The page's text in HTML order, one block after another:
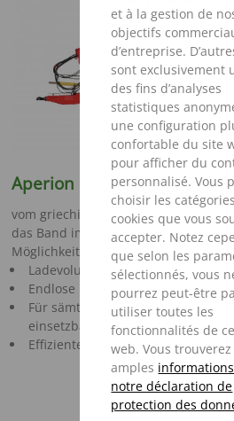
et à la gestion de
objectifs
d’entreprise.
sont exclusivement
des fins d’analyses
statistiques
une configuration
confortable du site
pour afficher du
personnalisé. Vous
choisir les
cookies que vous
accepter. Notez
que selon les
sélectionnés, vous
pourrez peut-être
utiliser toutes les
fonctionnalités de
web. Vous
amples
notre déclaration de
protection des
Aperion
vom griechischen ,,apeiros" für
das Band im Strautmann
Möglichkeiten, die der Aperion
Ladevolumen 28-52 m²
Endlose Möglichkeiten
Für sämtliche landwirtschaftliche
einsetzbar
Effizienter Transport mit bis zu